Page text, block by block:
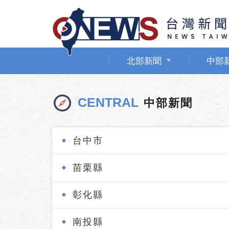
北部新聞 中部
CENTRAL 中部新聞
台中市
苗栗縣
彰化縣
南投縣